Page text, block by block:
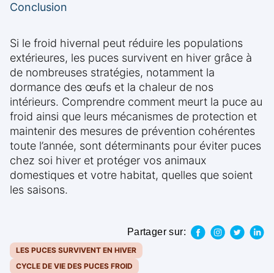
Conclusion
Si le froid hivernal peut réduire les populations
extérieures, les puces survivent en hiver grâce à
de nombreuses stratégies, notamment la
dormance des œufs et la chaleur de nos
intérieurs. Comprendre comment meurt la puce au
froid ainsi que leurs mécanismes de protection et
maintenir des mesures de prévention cohérentes
toute l’année, sont déterminants pour éviter puces
chez soi hiver et protéger vos animaux
domestiques et votre habitat, quelles que soient
les saisons.
Partager sur:
LES PUCES SURVIVENT EN HIVER
CYCLE DE VIE DES PUCES FROID